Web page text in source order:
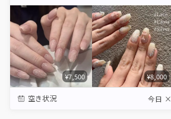
¥7,500 ¥8,000
空き状況 今日 ×